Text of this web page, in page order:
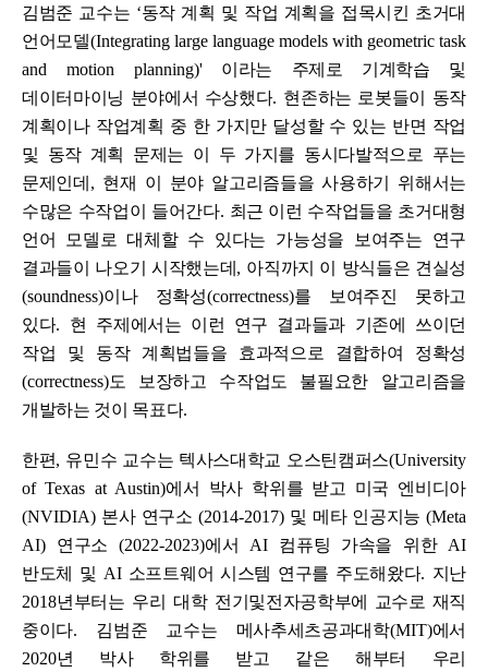
김범준 교수는 ‘동작 계획 및 작업 계획을 접목시킨 초거대
언어모델(Integrating large language models with geometric task
and motion planning)'
이라는 주제로 기계학습 및
데이터마이닝 분야에서 수상했다. 현존하는 로봇들이 동작
계획이나 작업계획 중 한 가지만 달성할 수 있는 반면 작업
및 동작 계획 문제는 이 두 가지를 동시다발적으로 푸는
문제인데 , 현재 이 분야 알고리즘들을 사용하기 위해서는
수많은 수작업이 들어간다. 최근 이런 수작업들을 초거대형
언어 모델로 대체할 수 있다는 가능성을 보여주는 연구
결과들이 나오기 시작했는데 , 아직까지 이 방식들은 견실성
(soundness)이나 정확성(correctness)를 보여주진 못하고
있다. 현 주제에서는 이런 연구 결과들과 기존에 쓰이던
작업 및 동작 계획법들을 효과적으로 결합하여 정확성
(correctness)도 보장하고 수작업도 불필요한 알고리즘을
개발하는 것이 목표다.
한편, 유민수 교수는 텍사스대학교 오스틴캠퍼스(University
of Texas at Austin)에서 박사 학위를 받고 미국 엔비디아
(NVIDIA) 본사 연구소 (2014-2017) 및 메타 인공지능(Meta
AI) 연구소 (2022-2023)에서 AI 컴퓨팅 가속을 위한 AI
반도체 및 AI 소프트웨어 시스템 연구를 주도해왔다. 지난
2018년부터는 우리 대학 전기및전자공학부에 교수로 재직
중이다. 김범준 교수는 메사추세츠공과대학(MIT)에서
2020년 박사 학위를 받고 같은 해부터 우리